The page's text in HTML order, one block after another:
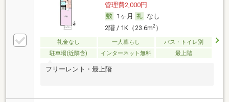
管理費2,000円
1ヶ月
なし
2階 / 1K（23.6m2）
礼金なし 一人暮らし
バス・トイレ別
駐車場(近隣含)
インターネット無料 最上階
フリーレント・最上階